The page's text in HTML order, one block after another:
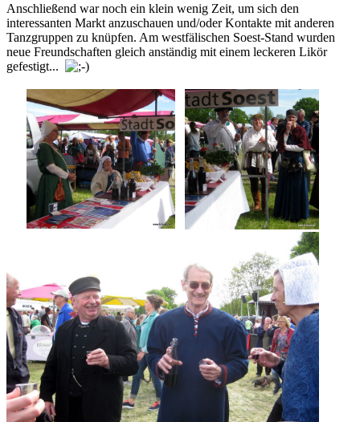
Anschließend war noch ein klein wenig Zeit, um sich den
interessanten Markt anzuschauen und/oder Kontakte mit anderen
Tanzgruppen zu knüpfen. Am westfälischen Soest-Stand wurden
neue Freundschaften gleich anständig mit einem leckeren Likör
gefestigt...